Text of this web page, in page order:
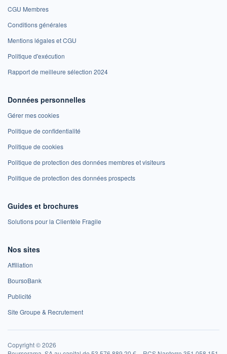
CGU Membres
Conditions générales
Mentions légales et CGU
Politique d'exécution
Rapport de meilleure sélection 2024
Données personnelles
Gérer mes cookies
Politique de confidentialité
Politique de cookies
Politique de protection des données membres et visiteurs
Politique de protection des données prospects
Guides et brochures
Solutions pour la Clientèle Fragile
Nos sites
Affiliation
BoursoBank
Publicité
Site Groupe & Recrutement
Copyright © 2026